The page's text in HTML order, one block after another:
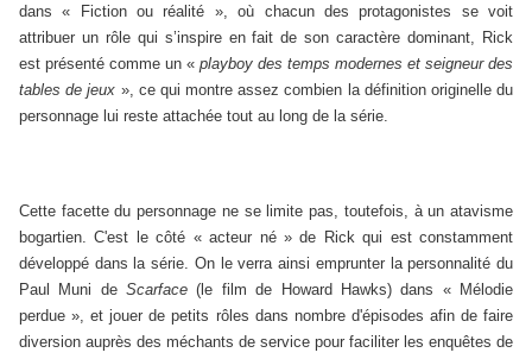
dans « Fiction ou réalité », où chacun des protagonistes se voit
attribuer un rôle qui s’inspire en fait de son caractère dominant, Rick
est présenté comme un « playboy des temps modernes et seigneur des
tables de jeux », ce qui montre assez combien la définition originelle du
personnage lui reste attachée tout au long de la série.
Cette facette du personnage ne se limite pas, toutefois, à un atavisme
bogartien. C'est le côté « acteur né » de Rick qui est constamment
développé dans la série. On le verra ainsi emprunter la personnalité du
Paul Muni deScarface (le film de Howard Hawks) dans « Mélodie
perdue », et jouer de petits rôles dans nombre d'épisodes afin de faire
diversion auprès des méchants de service pour faciliter les enquêtes de